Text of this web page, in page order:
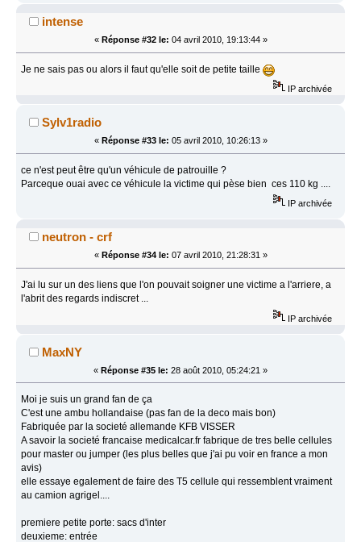
intense
« Réponse #32 le: 04 avril 2010, 19:13:44 »
Je ne sais pas ou alors il faut qu'elle soit de petite taille
IP archivée
Sylv1radio
« Réponse #33 le: 05 avril 2010, 10:26:13 »
ce n'est peut être qu'un véhicule de patrouille ?
Parceque ouai avec ce véhicule la victime qui pèse bien ces 110 kg ....
IP archivée
neutron - crf
« Réponse #34 le: 07 avril 2010, 21:28:31 »
J'ai lu sur un des liens que l'on pouvait soigner une victime a l'arriere, a
l'abrit des regards indiscret ...
IP archivée
MaxNY
« Réponse #35 le: 28 août 2010, 05:24:21 »
Moi je suis un grand fan de ça
C'est une ambu hollandaise (pas fan de la deco mais bon)
Fabriquée par la societé allemande KFB VISSER
A savoir la societé francaise medicalcar.fr fabrique de tres belle cellules
pour master ou jumper (les plus belles que j'ai pu voir en france a mon
avis)
elle essaye egalement de faire des T5 cellule qui ressemblent vraiment
au camion agrigel....
premiere petite porte: sacs d'inter
deuxieme: entrée